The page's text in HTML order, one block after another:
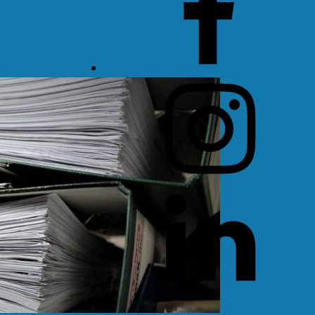
Instagram
LinkedIn
Threads